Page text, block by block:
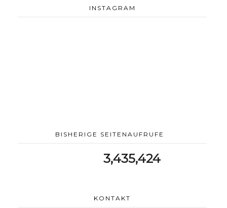
INSTAGRAM
BISHERIGE SEITENAUFRUFE
3,435,424
KONTAKT